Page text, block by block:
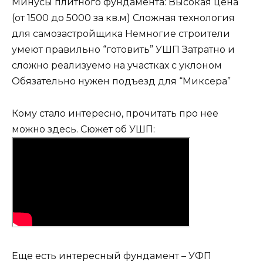
Минусы плитного фундамента: Высокая цена
(от 1500 до 5000 за кв.м) Сложная технология
для самозастройщика Немногие строители
умеют правильно “готовить” УШП Затратно и
сложно реализуемо на участках с уклоном
Обязательно нужен подъезд для “Миксера”
Кому стало интересно, прочитать про нее
можно здесь. Сюжет об УШП:
Еще есть интересный фундамент – УФП